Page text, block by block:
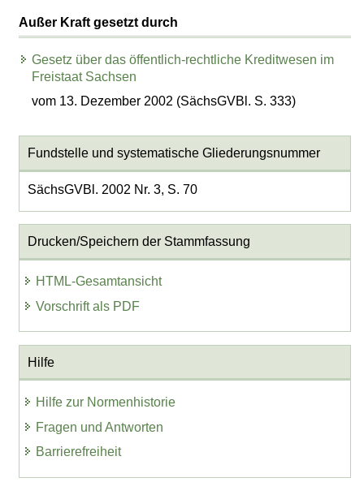
Außer Kraft gesetzt durch
Gesetz über das öffentlich-rechtliche Kreditwesen im
Freistaat Sachsen
vom 13. Dezember 2002 (SächsGVBl. S. 333)
Fundstelle und systematische Gliederungsnummer
SächsGVBl. 2002 Nr. 3, S. 70
Drucken/Speichern der Stammfassung
HTML-Gesamtansicht
Vorschrift als PDF
Hilfe
Hilfe zur Normenhistorie
Fragen und Antworten
Barrierefreiheit